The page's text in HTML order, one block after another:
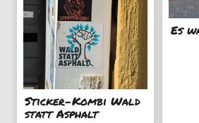
Sticker-Kombi Wald
statt Asphalt
Es